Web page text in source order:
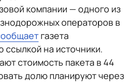
компании — одного из
операторов в
газета
ссылкой на источники.
стоимость пакета в 44
долю планируют через